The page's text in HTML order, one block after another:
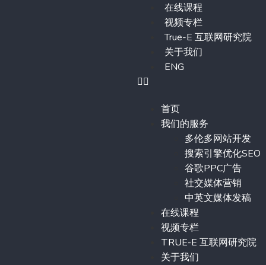
在线课程
视频专栏
True-E 互联网研究院
关于我们
ENG
首页
我们的服务
多伦多网站开发
搜索引擎优化SEO
谷歌PPC广告
社交媒体营销
中英文媒体发稿
在线课程
视频专栏
TRUE-E 互联网研究院
关于我们